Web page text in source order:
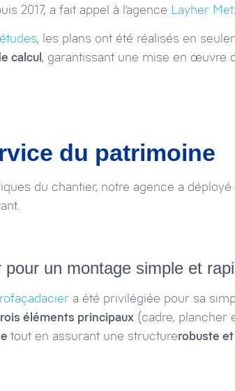
2017, a fait appel à l’agence Layher
, les plans ont été réalisés en
calcul, garantissant une mise en œuvre
du patrimoine
du chantier, notre agence a
un montage simple et
a été privilégiée pour sa
éléments principaux (cadre, plancher
tout en assurant une structurerobuste